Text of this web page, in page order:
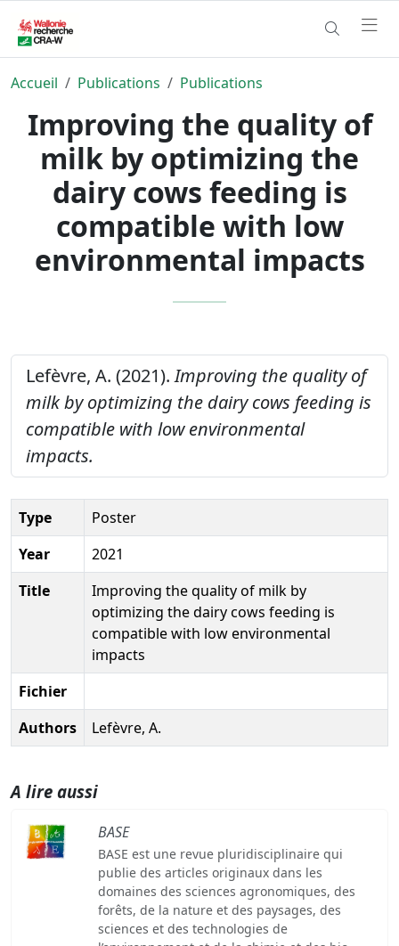
Accueil Publications Publications
Improving the quality of
milk by optimizing the
dairy cows feeding is
compatible with low
environmental impacts
Lefèvre, A. (2021).Improving the quality of
milk by optimizing the dairy cows feeding is
compatible with low environmental
impacts.
Type
Poster
Year
2021
Title
Improving the quality of milk by
optimizing the dairy cows feeding is
compatible with low environmental
impacts
Fichier
Authors
Lefèvre, A.
A lire aussi
BASE
BASE est une revue pluridisciplinaire qui
publie des articles originaux dans les
domaines des sciences agronomiques, des
forêts, de la nature et des paysages, des
sciences et des technologies de